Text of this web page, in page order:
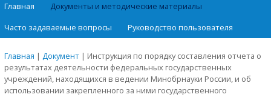
Главная
Документы и методические материалы
Часто задаваемые вопросы
Руководство пользователя
Главная | Документ | Инструкция по порядку составления отчета о
результатах деятельности федеральных государственных
учреждений, находящихся в ведении Минобрнауки России, и об
использовании закрепленного за ними государственного